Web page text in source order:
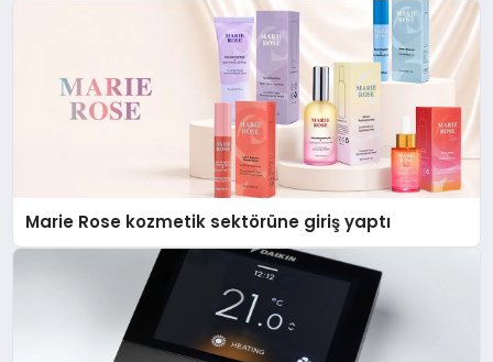
Marie Rose kozmetik sektörüne giriş yaptı